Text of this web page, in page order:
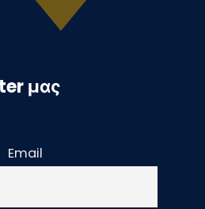
μας
Email